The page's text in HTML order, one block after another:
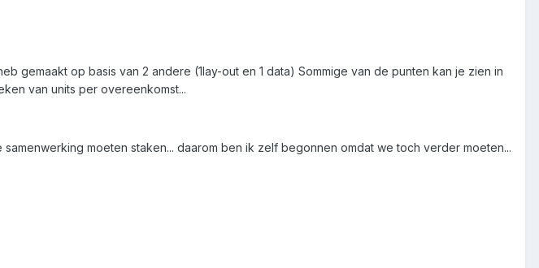
gemaakt op basis van 2 andere (1lay-out en 1 data) Sommige van de punten kan je zien in
van units per overeenkomst...
moeten staken... daarom ben ik zelf begonnen omdat we toch verder moeten...